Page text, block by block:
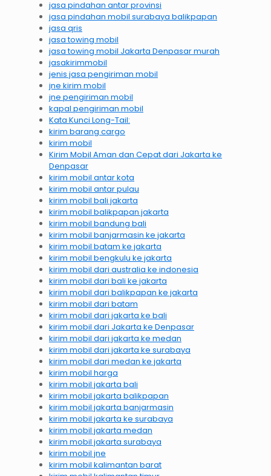
jasa pindahan antar provinsi
jasa pindahan mobil surabaya balikpapan
jasa qris
jasa towing mobil
jasa towing mobil Jakarta Denpasar murah
jasakirimmobil
jenis jasa pengiriman mobil
jne kirim mobil
jne pengiriman mobil
kapal pengiriman mobil
Kata Kunci Long-Tail:
kirim barang cargo
kirim mobil
Kirim Mobil Aman dan Cepat dari Jakarta ke
Denpasar
kirim mobil antar kota
kirim mobil antar pulau
kirim mobil bali jakarta
kirim mobil balikpapan jakarta
kirim mobil bandung bali
kirim mobil banjarmasin ke jakarta
kirim mobil batam ke jakarta
kirim mobil bengkulu ke jakarta
kirim mobil dari australia ke indonesia
kirim mobil dari bali ke jakarta
kirim mobil dari balikpapan ke jakarta
kirim mobil dari batam
kirim mobil dari jakarta ke bali
kirim mobil dari Jakarta ke Denpasar
kirim mobil dari jakarta ke medan
kirim mobil dari jakarta ke surabaya
kirim mobil dari medan ke jakarta
kirim mobil harga
kirim mobil jakarta bali
kirim mobil jakarta balikpapan
kirim mobil jakarta banjarmasin
kirim mobil jakarta ke surabaya
kirim mobil jakarta medan
kirim mobil jakarta surabaya
kirim mobil jne
kirim mobil kalimantan barat